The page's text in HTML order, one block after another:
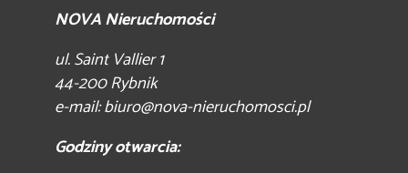
NOVA Nieruchomości
ul. Saint Vallier 1
44-200 Rybnik
e-mail:biuro@nova-nieruchomosci.pl
Godziny otwarcia: